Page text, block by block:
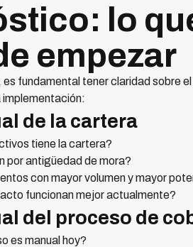
lo
empezar
fundamental tener claridad sobre
de la cartera
tiene la cartera?
por antigüedad de mora?
con mayor volumen y mayor
funcionan mejor actualmente?
del proceso de
es manual hoy?